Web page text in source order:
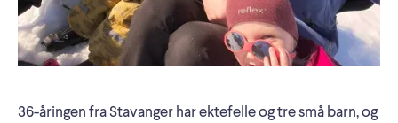
36-åringen fra Stavanger har ektefelle og tre små barn, og